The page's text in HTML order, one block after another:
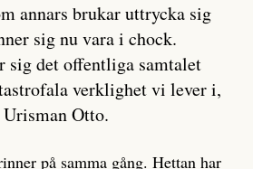
annars brukar uttrycka sig
sig nu vara i chock.
sig det offentliga samtalet
verklighet vi lever i,
Otto.
på samma gång. Hettan har